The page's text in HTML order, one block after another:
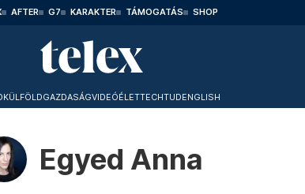
AFTER G7 KARAKTER TÁMOGATÁS SHOP
KÜLFÖLDGAZDASÁGVIDEÓÉLETTECHTUDENGLISH
Egyed Anna